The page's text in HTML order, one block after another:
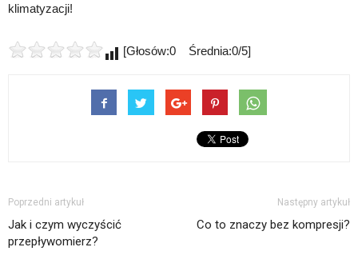
klimatyzacji!
[Głosów:0 Średnia:0/5]
Poprzedni artykuł
Jak i czym wyczyścić
przepływomierz?
Następny artykuł
Co to znaczy bez kompresji?